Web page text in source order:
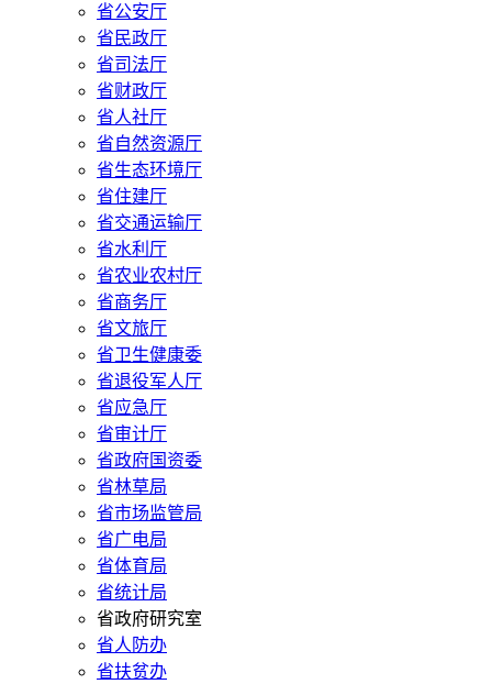
省公安厅
省民政厅
省司法厅
省财政厅
省人社厅
省自然资源厅
省生态环境厅
省住建厅
省交通运输厅
省水利厅
省农业农村厅
省商务厅
省文旅厅
省卫生健康委
省退役军人厅
省应急厅
省审计厅
省政府国资委
省林草局
省市场监管局
省广电局
省体育局
省统计局
省政府研究室
省人防办
省扶贫办